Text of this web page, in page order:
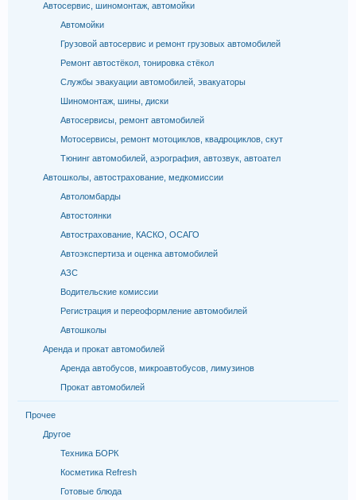
Автосервис, шиномонтаж, автомойки
Автомойки
Грузовой автосервис и ремонт грузовых автомобилей
Ремонт автостёкол, тонировка стёкол
Службы эвакуации автомобилей, эвакуаторы
Шиномонтаж, шины, диски
Автосервисы, ремонт автомобилей
Мотосервисы, ремонт мотоциклов, квадроциклов, скут
Тюнинг автомобилей, аэрография, автозвук, автоател
Автошколы, автострахование, медкомиссии
Автоломбарды
Автостоянки
Автострахование, КАСКО, ОСАГО
Автоэкспертиза и оценка автомобилей
АЗС
Водительские комиссии
Регистрация и переоформление автомобилей
Автошколы
Аренда и прокат автомобилей
Аренда автобусов, микроавтобусов, лимузинов
Прокат автомобилей
Прочее
Другое
Техника БОРК
Косметика Refresh
Готовые блюда